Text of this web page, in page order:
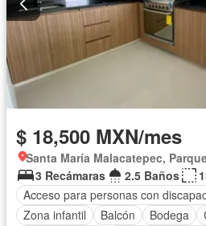
$ 18,500 MXN/mes
Santa María Malacatepec,
3 Recámaras
2.5 Baños
Acceso para personas con
Zona infantil
Balcón Bodega